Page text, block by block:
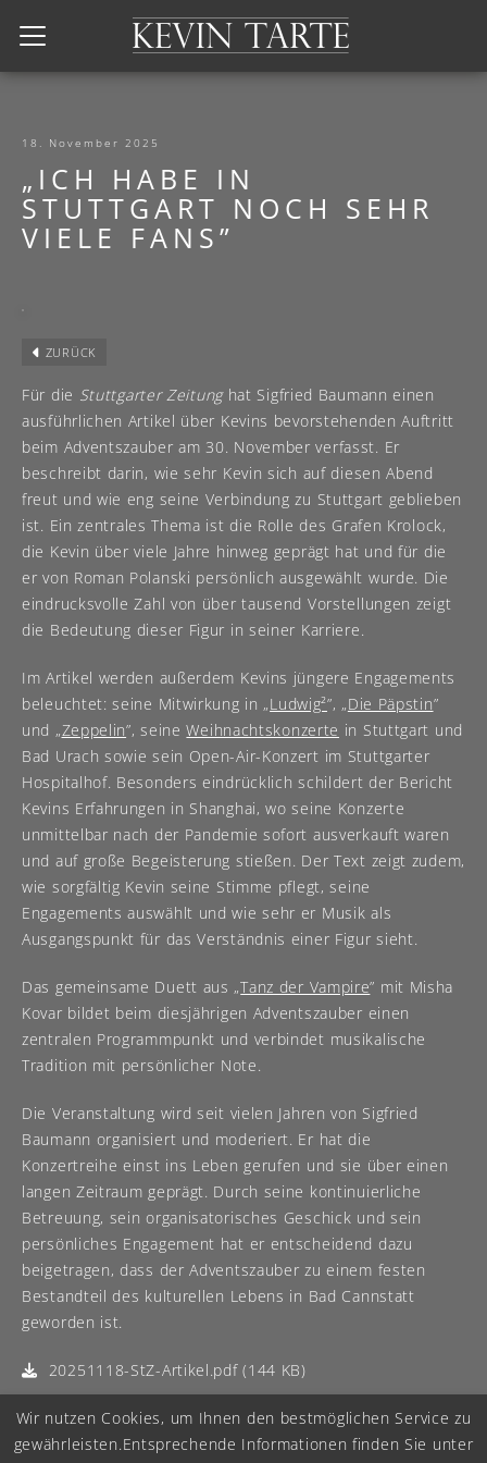
Kevin Tarte
18. November 2025
„ICH HABE IN
STUTTGART NOCH SEHR
VIELE FANS”
ZURÜCK
Für die Stuttgarter Zeitunghat Sigfried Baumann einen
ausführlichen Artikel über Kevins bevorstehenden Auftritt
beim Adventszauber am 30. November verfasst. Er
beschreibt darin, wie sehr Kevin sich auf diesen Abend
freut und wie eng seine Verbindung zu Stuttgart geblieben
ist. Ein zentrales Thema ist die Rolle des Grafen Krolock,
die Kevin über viele Jahre hinweg geprägt hat und für die
er von Roman Polanski persönlich ausgewählt wurde. Die
eindrucksvolle Zahl von über tausend Vorstellungen zeigt
die Bedeutung dieser Figur in seiner Karriere.
Im Artikel werden außerdem Kevins jüngere Engagements
beleuchtet: seine Mitwirkung in „Ludwig²”, „Die Päpstin”
und „Zeppelin”, seineWeihnachtskonzerte in Stuttgart und
Bad Urach sowie sein Open-Air-Konzert im Stuttgarter
Hospitalhof. Besonders eindrücklich schildert der Bericht
Kevins Erfahrungen in Shanghai, wo seine Konzerte
unmittelbar nach der Pandemie sofort ausverkauft waren
und auf große Begeisterung stießen. Der Text zeigt zudem,
wie sorgfältig Kevin seine Stimme pflegt, seine
Engagements auswählt und wie sehr er Musik als
Ausgangspunkt für das Verständnis einer Figur sieht.
Das gemeinsame Duett aus „Tanz der Vampire” mit Misha
Kovar bildet beim diesjährigen Adventszauber einen
zentralen Programmpunkt und verbindet musikalische
Tradition mit persönlicher Note.
Die Veranstaltung wird seit vielen Jahren von Sigfried
Baumann organisiert und moderiert. Er hat die
Konzertreihe einst ins Leben gerufen und sie über einen
langen Zeitraum geprägt. Durch seine kontinuierliche
Betreuung, sein organisatorisches Geschick und sein
persönliches Engagement hat er entscheidend dazu
beigetragen, dass der Adventszauber zu einem festen
Bestandteil des kulturellen Lebens in Bad Cannstatt
geworden ist.
20251118-StZ-Artikel.pdf (144 KB)
Wir nutzen Cookies, um Ihnen den bestmöglichen Service zu
gewährleisten.Entsprechende Informationen finden Sie unter